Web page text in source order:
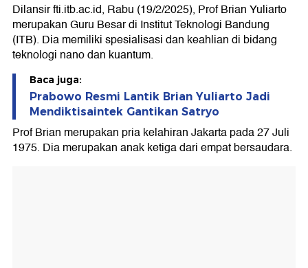
Dilansir fti.itb.ac.id, Rabu (19/2/2025), Prof Brian Yuliarto
merupakan Guru Besar di Institut Teknologi Bandung
(ITB). Dia memiliki spesialisasi dan keahlian di bidang
teknologi nano dan kuantum.
Baca juga:
Prabowo Resmi Lantik Brian Yuliarto Jadi
Mendiktisaintek Gantikan Satryo
Prof Brian merupakan pria kelahiran Jakarta pada 27 Juli
1975. Dia merupakan anak ketiga dari empat bersaudara.